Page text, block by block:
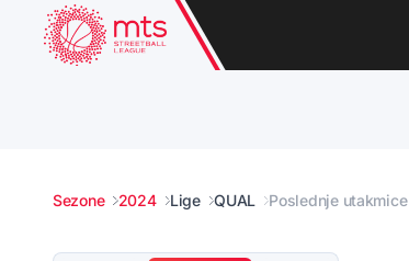
Sezone 2024 Lige QUAL Poslednje utakmice